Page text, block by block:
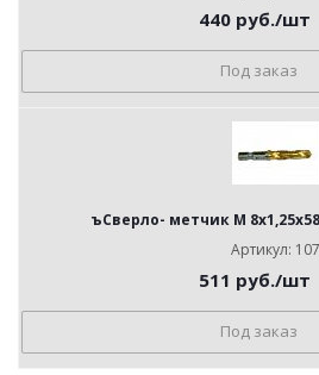
440 руб./шт
Под заказ
ъСверло- метчик М
Артикул:
511 руб./шт
Под заказ